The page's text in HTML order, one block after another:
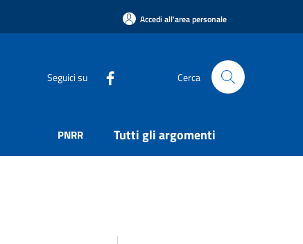
Accedi all'area personale
Seguici su Cerca
PNRR Tutti gli argomenti